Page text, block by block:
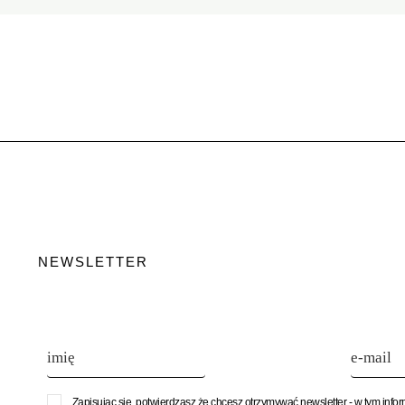
NEWSLETTER
Zapisując się, potwierdzasz że chcesz otrzymywać newsletter - w tym